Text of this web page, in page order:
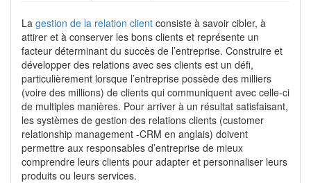
La gestion de la relation client consiste à savoir cibler, à
attirer et à conserver les bons clients et représente un
facteur déterminant du succès de l’entreprise. Construire et
développer des relations avec ses clients est un défi,
particulièrement lorsque l’entreprise possède des milliers
(voire des millions) de clients qui communiquent avec celle-ci
de multiples manières. Pour arriver à un résultat satisfaisant,
les systèmes de gestion des relations clients (customer
relationship management -CRM en anglais) doivent
permettre aux responsables d’entreprise de mieux
comprendre leurs clients pour adapter et personnaliser leurs
produits ou leurs services.